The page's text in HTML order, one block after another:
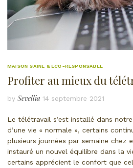
MAISON SAINE & ÉCO-RESPONSABLE
Profiter au mieux du
by Sevellia 14 septembre 2021
Le télétravail s’est installé dans
d’une vie « normale », certains
plusieurs journées par semaine chez
instauré un nouvel équilibre dans la
certains apprécient le confort que